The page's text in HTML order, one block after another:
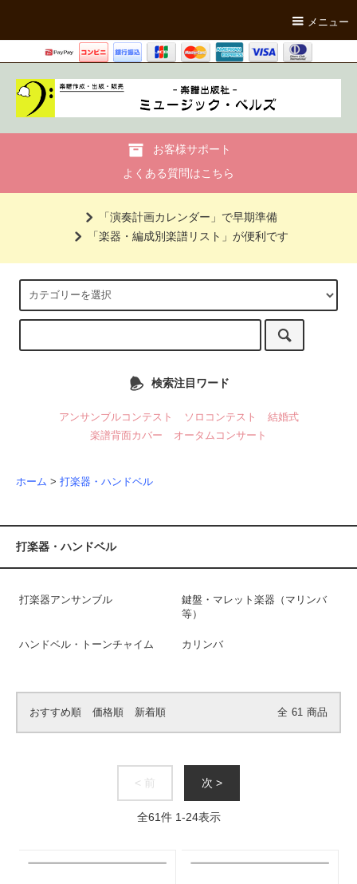
メニュー
お客様サポート
よくある質問はこちら
「演奏計画カレンダー」で早期準備
「楽器・編成別楽譜リスト」が便利です
検索注目ワード
アンサンブルコンテスト ソロコンテスト
結婚式
楽譜背面カバー
オータムコンサート
ホーム > 打楽器・ハンドベル
打楽器・ハンドベル
打楽器アンサンブル
鍵盤・マレット楽器（マリンバ
等）
ハンドベル・トーンチャイム カリンバ
おすすめ順 価格順 新着順 全 61 商品
< 前 次 >
全61件 1-24表示